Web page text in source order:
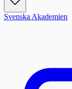
Svenska Akademien